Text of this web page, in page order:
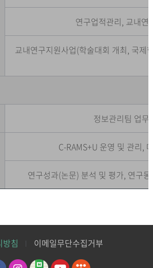
연구업적관리, 교내
교내연구지원사업(학술대회 개최, 국제
정보관리팀 업
C-RAMS+U 운영 및 관리,
연구성과(논문) 분석 및 평가, 연구
방침 이메일무단수집거부